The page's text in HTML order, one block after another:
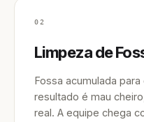
02
Limpeza de
Fossa acumulada
resultado é mau
real. A equipe chega